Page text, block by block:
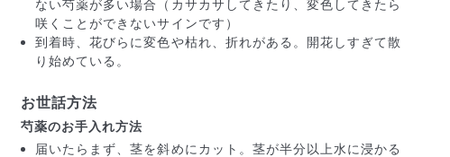
もし届いたお花に「枯れている」「折れている」などの不備が
あった場合は、些細なことでもお気軽にサポートまでご連絡く
ださい。ご返金にて補償いたします。
ない芍薬が多い場合（カサカサしてきたり、変色してきたら
咲くことができないサインです）
到着時、花びらに変色や枯れ、折れがある。開花しすぎて散
り始めている。
お世話方法
芍薬のお手入れ方法
届いたらまず、茎を斜めにカット。茎が半分以上水に浸かる